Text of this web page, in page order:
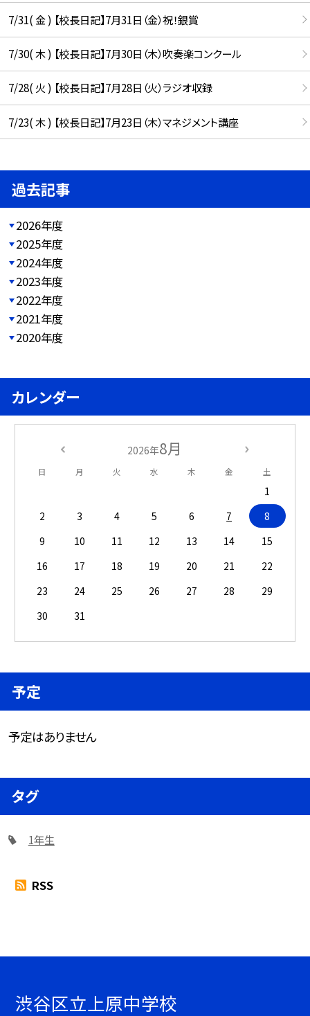
7/31( 金 ) 【校長日記】7月31日（金）祝！銀賞
7/30( 木 ) 【校長日記】7月30日（木）吹奏楽コンクール
7/28( 火 ) 【校長日記】7月28日（火）ラジオ収録
7/23( 木 ) 【校長日記】7月23日（木）マネジメント講座
過去記事
2026年度
2025年度
2024年度
2023年度
2022年度
2021年度
2020年度
カレンダー
2026年8月
日 月 火 水 木 金 土
1
2
3 4 5 6 7
8
9
10 11 12 13 14
15
16
17 18 19 20 21
22
23
24 25 26 27 28
29
30
31
予定
予定はありません
タグ
1年生
RSS
渋谷区立上原中学校